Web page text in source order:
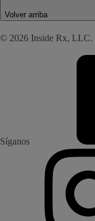
Volver arriba
© 2026 Inside Rx, LLC.
Síganos